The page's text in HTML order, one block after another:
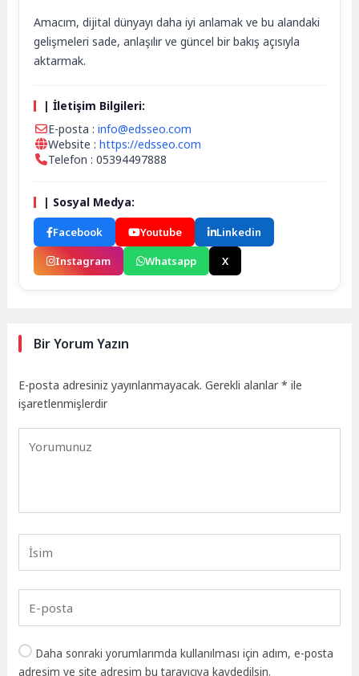
Amacım, dijital dünyayı daha iyi anlamak ve bu alandaki
gelişmeleri sade, anlaşılır ve güncel bir bakış açısıyla
aktarmak.
| İletişim Bilgileri:
E-posta :info@edsseo.com
Website :https://edsseo.com
Telefon : 05394497888
| Sosyal Medya:
Facebook Youtube
Linkedin
Instagram
Whatsapp X
Bir Yorum Yazın
E-posta adresiniz yayınlanmayacak. Gerekli alanlar* ile
işaretlenmişlerdir
Daha sonraki yorumlarımda kullanılması için adım, e-posta
adresim ve site adresim bu tarayıcıya kaydedilsin.